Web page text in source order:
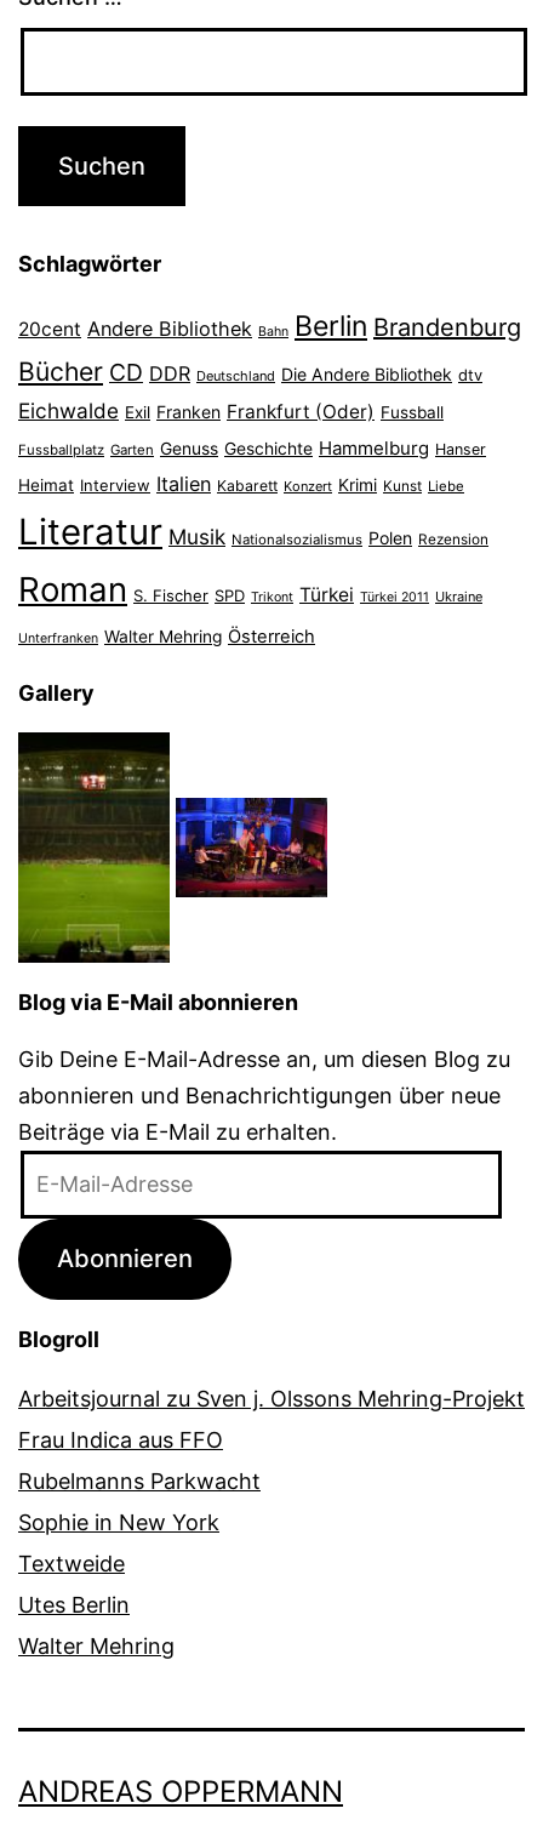
Schlagwörter
20cent Andere Bibliothek Bahn Berlin Brandenburg
Bücher CD DDR Deutschland Die Andere Bibliothek dtv
Eichwalde Exil Franken Frankfurt (Oder) Fussball
Fussballplatz Garten Genuss Geschichte Hammelburg Hanser
Heimat Interview Italien Kabarett Konzert Krimi Kunst Liebe
Literatur Musik Nationalsozialismus Polen Rezension
Roman S. Fischer SPD Trikont Türkei Türkei 2011 Ukraine
Unterfranken Walter Mehring Österreich
Gallery
Blog via E-Mail abonnieren
Gib Deine E-Mail-Adresse an, um diesen Blog zu
abonnieren und Benachrichtigungen über neue
Beiträge via E-Mail zu erhalten.
Adresse
Abonnieren
Blogroll
Arbeitsjournal zu Sven j. Olssons Mehring-Projekt
Frau Indica aus FFO
Rubelmanns Parkwacht
Sophie in New York
Textweide
Utes Berlin
Walter Mehring
ANDREAS OPPERMANN